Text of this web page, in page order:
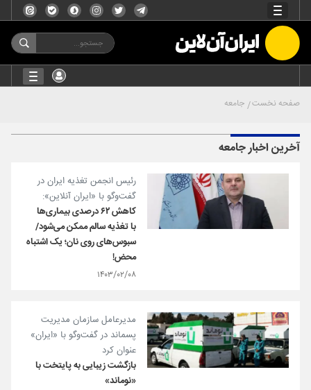
صفحه نخست جامعه
آخرین اخبار جامعه
رئیس انجمن تغذیه ایران در
گفت‌وگو با «ایران آنلاین»:
کاهش ۶۲ درصدی بیماری‌ها
با تغذیه سالم ممکن می‌شود/
سبوس‌های روی نان؛ یک اشتباه
محض!
۱۴۰۳/۰۲/۰۸
مدیرعامل سازمان مدیریت
پسماند در گفت‌و‌گو با «ایران»
عنوان کرد
بازگشت زیبایی به پایتخت با
«نوماند»